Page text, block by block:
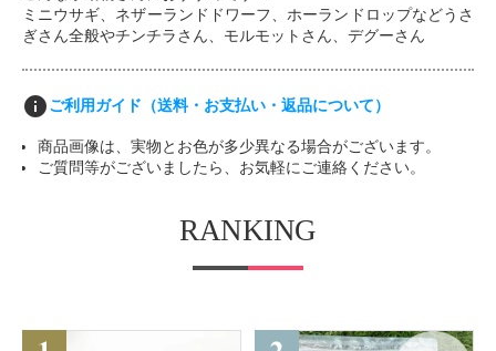
ミニウサギ、ネザーランドドワーフ、ホーランドロップなどうさ
ぎさん全般やチンチラさん、モルモットさん、デグーさん
infoご利用ガイド（送料・お支払い・返品について）
商品画像は、実物とお色が多少異なる場合がございます。
ご質問等がございましたら、お気軽にご連絡ください。
RANKING